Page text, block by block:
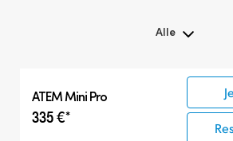
Alle
Kompatible Produkte
ATEM Mini Pro
335 €*